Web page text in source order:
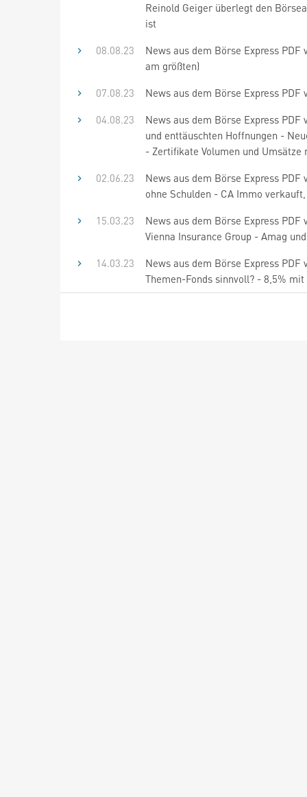
Reinold Geiger überlegt den
ist
08.08.23
News aus dem Börse Express
am größten)
07.08.23
News aus dem Börse Express
04.08.23
News aus dem Börse Express
und enttäuschten Hoffnungen -
- Zertifikate Volumen und Umsätze
02.06.23
News aus dem Börse Express
ohne Schulden - CA Immo
15.03.23
News aus dem Börse Express
Vienna Insurance Group - Amag
14.03.23
News aus dem Börse Express
Themen-Fonds sinnvoll? - 8,5% mit